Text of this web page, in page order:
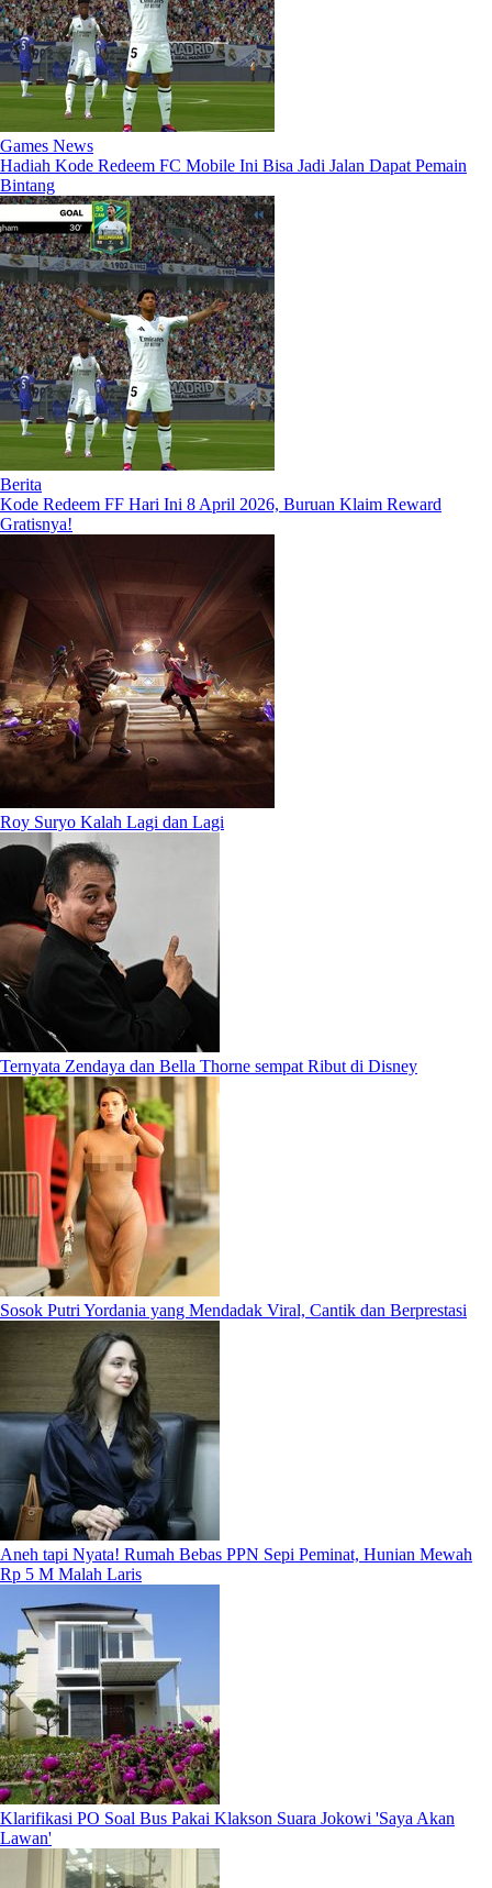
Games News
Hadiah Kode Redeem FC Mobile Ini Bisa Jadi Jalan Dapat Pemain
Bintang
Berita
Kode Redeem FF Hari Ini 8 April 2026, Buruan Klaim Reward
Gratisnya!
Roy Suryo Kalah Lagi dan Lagi
Ternyata Zendaya dan Bella Thorne sempat Ribut di Disney
Sosok Putri Yordania yang Mendadak Viral, Cantik dan Berprestasi
Aneh tapi Nyata! Rumah Bebas PPN Sepi Peminat, Hunian Mewah
Rp 5 M Malah Laris
Klarifikasi PO Soal Bus Pakai Klakson Suara Jokowi 'Saya Akan
Lawan'